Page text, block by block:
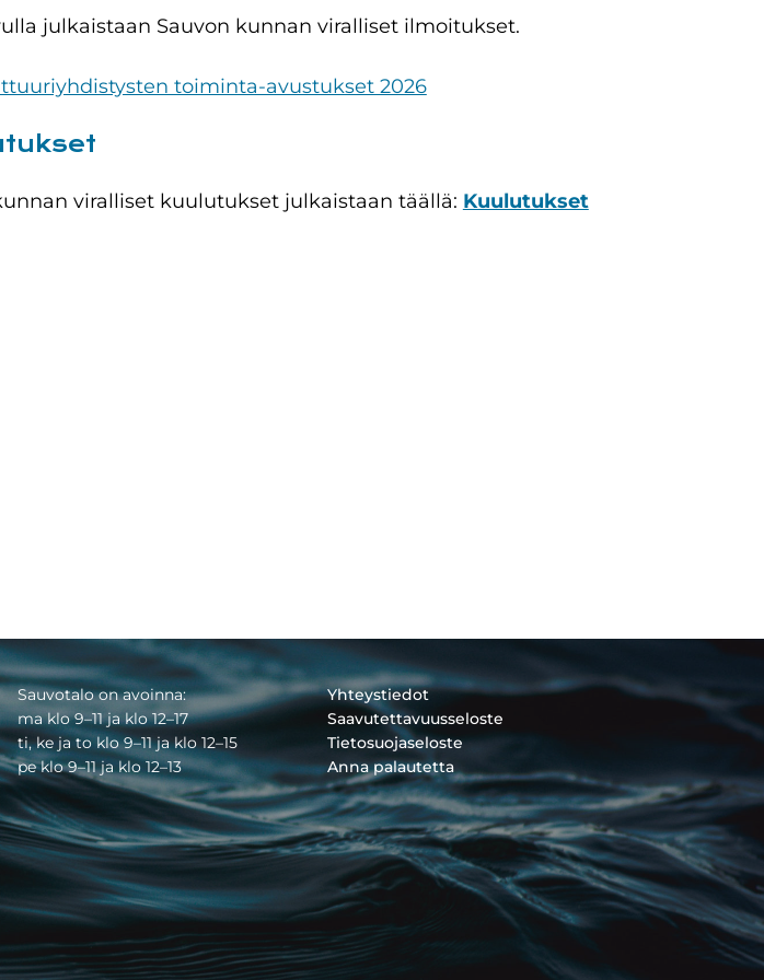
julkaistaan Sauvon kunnan viralliset ilmoitukset.
toiminta-avustukset 2026
viralliset kuulutukset julkaistaan täällä: Kuulutukset
Sauvotalo on avoinna:
ma klo 9–11 ja klo 12–17
ti, ke ja to klo 9–11 ja klo 12–15
pe klo 9–11 ja klo 12–13
Yhteystiedot
Saavutettavuusseloste
Tietosuojaseloste
Anna palautetta